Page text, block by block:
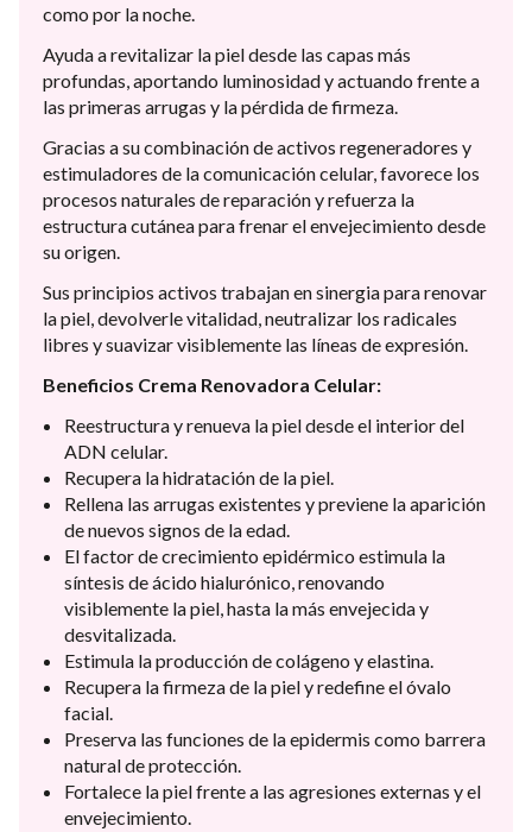
como por la noche.
Ayuda a revitalizar la piel desde las capas más
profundas, aportando luminosidad y actuando frente a
las primeras arrugas y la pérdida de firmeza.
Gracias a su combinación de activos regeneradores y
estimuladores de la comunicación celular, favorece los
procesos naturales de reparación y refuerza la
estructura cutánea para frenar el envejecimiento desde
su origen.
Sus principios activos trabajan en sinergia para renovar
la piel, devolverle vitalidad, neutralizar los radicales
libres y suavizar visiblemente las líneas de expresión.
Beneficios Crema Renovadora Celular:
Reestructura y renueva la piel desde el interior del
ADN celular.
Recupera la hidratación de la piel.
Rellena las arrugas existentes y previene la aparición
de nuevos signos de la edad.
El factor de crecimiento epidérmico estimula la
síntesis de ácido hialurónico, renovando
visiblemente la piel, hasta la más envejecida y
desvitalizada.
Estimula la producción de colágeno y elastina.
Recupera la firmeza de la piel y redefine el óvalo
facial.
Preserva las funciones de la epidermis como barrera
natural de protección.
Fortalece la piel frente a las agresiones externas y el
envejecimiento.